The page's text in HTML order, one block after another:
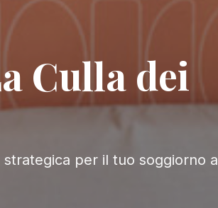
Culla dei
per il tuo soggiorno a